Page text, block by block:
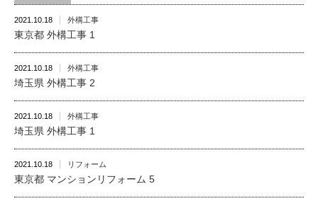
2021.10.18 外構工事
東京都 外構工事 1
2021.10.18 外構工事
埼玉県 外構工事 2
2021.10.18 外構工事
埼玉県 外構工事 1
2021.10.18 リフォーム
東京都 マンションリフォーム 5